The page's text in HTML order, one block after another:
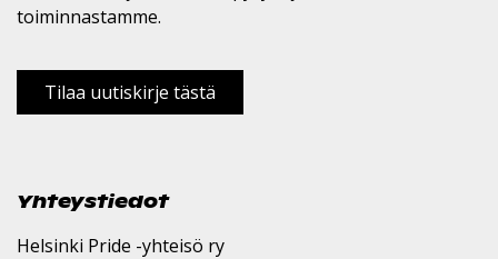
toiminnastamme.
Tilaa uutiskirje tästä
Yhteystiedot
Helsinki Pride -yhteisö ry